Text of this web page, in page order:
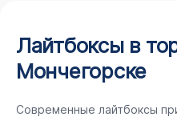
Лайтбоксы в
Мончегорске
Современные лайтбоксы